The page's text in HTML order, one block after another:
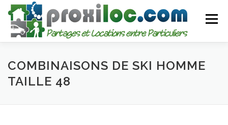
Aller
contenu
Menu
CATEGORIES AJOUTER UNE ANNONCE
COMBINAISONS DE SKI HOMME
TAILLE 48